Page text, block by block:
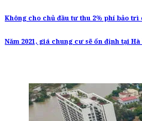
Không cho chủ đầu tư thu 2% phí bảo
Năm 2021, giá chung cư sẽ ổn định tại